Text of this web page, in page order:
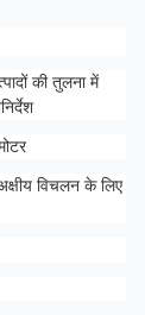
की तुलना में
विचलन के लिए